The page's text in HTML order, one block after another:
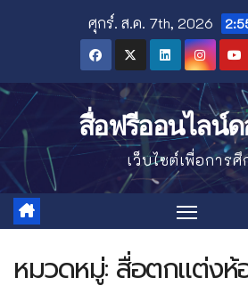
ศุกร์. ส.ค. 7th, 2026
สื่อฟรีออนไลน์
เว็บไซต์เพื่อการศึ
หมวดหมู่: สื่อตกแต่งห้